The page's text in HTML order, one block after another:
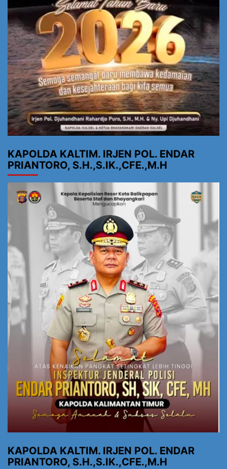
KAPOLDA KALTIM. IRJEN POL. ENDAR
PRIANTORO, S.H.,S.IK.,CFE.,M.H
KAPOLDA KALTIM. IRJEN POL. ENDAR
PRIANTORO, S.H.,S.IK.,CFE.,M.H